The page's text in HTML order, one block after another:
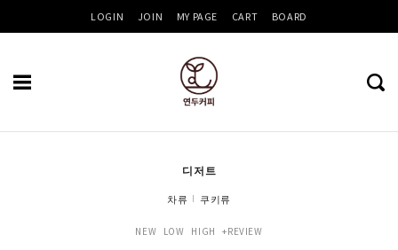
LOGIN JOIN MY PAGE CART BOARD
디저트
차류 쿠키류
NEW LOW HIGH +REVIEW